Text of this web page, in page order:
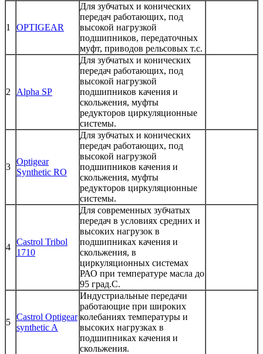
1 OPTIGEAR
Для зубчатых и конических
передач работающих, под
высокой нагрузкой
подшипников, передаточных
муфт, приводов рельсовых т.с.
2 Alpha SP
Для зубчатых и конических
передач работающих, под
высокой нагрузкой
подшипников качения и
скольжения, муфты
редукторов циркуляционные
системы.
3
Optigear
Synthetic RO
Для зубчатых и конических
передач работающих, под
высокой нагрузкой
подшипников качения и
скольжения, муфты
редукторов циркуляционные
системы.
4
Castrol Tribol
1710
Для современных зубчатых
передач в условиях средних и
высоких нагрузок в
подшипниках качения и
скольжения, в
циркуляционных системах
РАО при температуре масла до
95 град.С.
5
Castrol Optigear
synthetic A
Индустриальные передачи
работающие при широких
колебаниях температуры и
высоких нагрузках в
подшипниках качения и
скольжения.